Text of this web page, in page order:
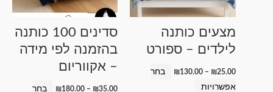
מצעים כותנה
לילדים – ספורט
₪25.00
–
₪130.00
בחר
אפשרויות
ניתן
את
האפשרויות
סדינים 100 כותנה
בהזמנה לפי מידה
– אקווריום
₪35.00
–
₪180.00
בחר
ניתן
את
האפשרויות
בעמוד